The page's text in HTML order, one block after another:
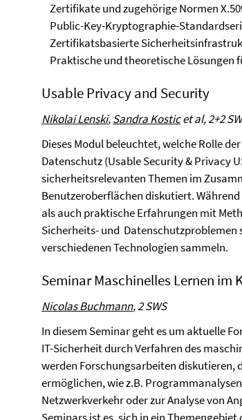
Zertifikate und zugehörige Normen
Public-Key-Kryptographie-
Zertifikatsbasierte
Praktische und theoretische Lösungen
Usable Privacy and Security
Nikolai Lenski,Sandra Kosticet al,2+2
Dieses Modul beleuchtet, welche Rolle
Datenschutz (Usable Security & Privacy
sicherheitsrelevanten Themen im
Benutzeroberflächen diskutiert.
als auch praktische Erfahrungen mit
Sicherheits- und Datenschutzproblemen
verschiedenen Technologien sammeln.
Seminar Maschinelles Lernen im
Nicolas Buchmann, 2 SWS
In diesem Seminar geht es um aktuelle
IT-Sicherheit durch Verfahren des
werden Forschungsarbeiten diskutieren,
ermöglichen, wie z.B.
Netzwerkverkehr oder zur Analyse von